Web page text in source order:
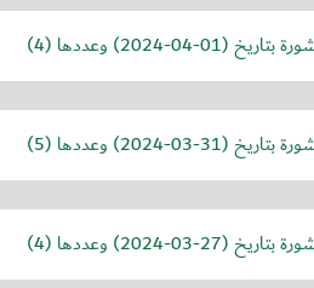
بتاريخ (2024-04-01) وعددها (4)
بتاريخ (2024-03-31) وعددها (5)
بتاريخ (2024-03-27) وعددها (4)